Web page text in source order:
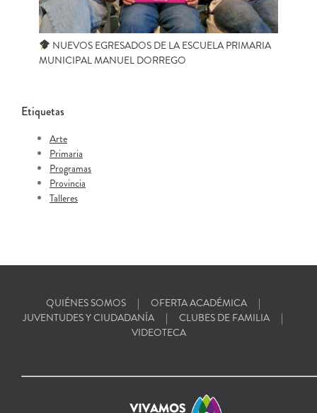
NUEVOS EGRESADOS DE LA ESCUELA PRIMARIA
MUNICIPAL MANUEL DORREGO
Etiquetas
Arte
Primaria
Programas
Provincia
Talleres
QUIÉNES SOMOS
OFERTA ACADÉMICA
JUVENTUDES Y CIUDADANÍA
CLUBES DE FAMILIA
VIDEOTECA